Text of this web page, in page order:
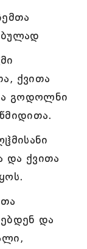
ქვითა
გოდოლნი
და ქვითა
და